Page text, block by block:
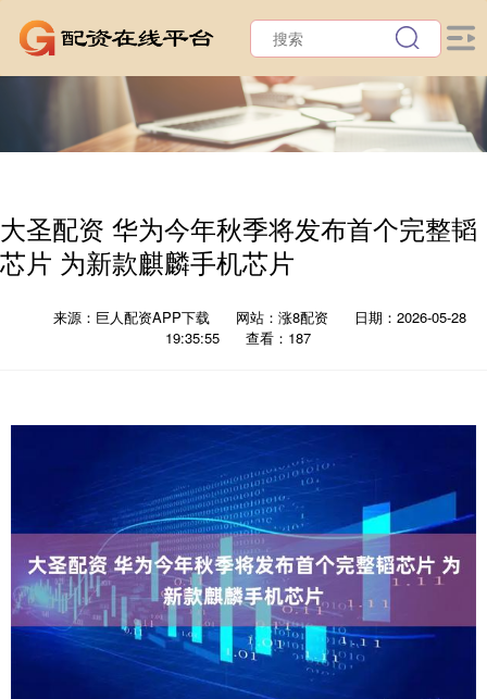
大圣配资 华为今年秋季将发布首个完整韬
芯片 为新款麒麟手机芯片
来源：巨人配资APP下载 网站：涨8配资
日期：2026-05-28
19:35:55
查看：187